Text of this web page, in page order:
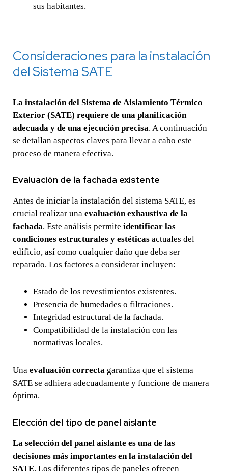
sus habitantes.
Consideraciones para la instalación
del Sistema SATE
La instalación del Sistema de Aislamiento Térmico
Exterior (SATE) requiere de una planificación
adecuada y de una ejecución precisa. A continuación
se detallan aspectos claves para llevar a cabo este
proceso de manera efectiva.
Evaluación de la fachada existente
Antes de iniciar la instalación del sistema SATE, es
crucial realizar unaevaluación exhaustiva de la
fachada. Este análisis permiteidentificar las
condiciones estructurales y estéticas actuales del
edificio, así como cualquier daño que deba ser
reparado. Los factores a considerar incluyen:
Estado de los revestimientos existentes.
Presencia de humedades o filtraciones.
Integridad estructural de la fachada.
Compatibilidad de la instalación con las
normativas locales.
Unaevaluación correcta garantiza que el sistema
SATE se adhiera adecuadamente y funcione de manera
óptima.
Elección del tipo de panel aislante
La selección del panel aislante es una de las
decisiones más importantes en la instalación del
SATE. Los diferentes tipos de paneles ofrecen